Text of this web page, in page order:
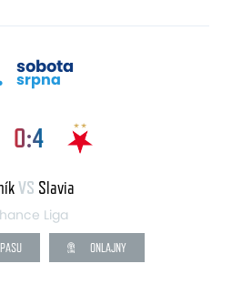
sobota
srpna
0:4
VS Slavia
Liga
ONLAJNY